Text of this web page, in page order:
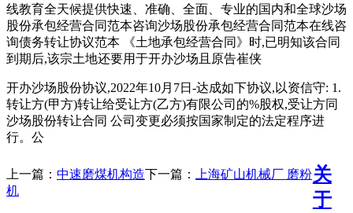
线教育全天候提供快速、准确、全面、专业的国内和全球沙场
股份承包经营合同范本咨询沙场股份承包经营合同范本在线咨
询债务转让协议范本 《土地承包经营合同》时,已明知该合同
到期后,该宗土地还要用于开办沙场且原告崔侠
开办沙场股份协议,2022年10月7日-达成如下协议,以资信守: 1.
转让方(甲方)转让给受让方(乙方)有限公司的%股权,受让方同
沙场股份转让合同 公司变更必须按国家制定的法定程序进
行。公
上一篇： 中速磨煤机构造下一篇：
上海矿山机械厂 磨粉
机
关
于